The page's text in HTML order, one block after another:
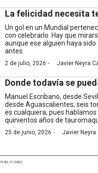
La felicidad necesita
Un gol en un Mundial
con celebrarlo. Hay que
aunque ese alguien haya
antes.
2 de julio, 2026 · Javier Neyra
Donde todavía se
Manuel Escribano, desde
desde Aguascalientes; seis
es cualquiera, pues
quinientos años de
25 de junio, 2026 · Javier Neyra
PUBLICIDAD